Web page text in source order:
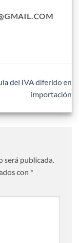
del IVA diferido en
importación
será publicada.
con *